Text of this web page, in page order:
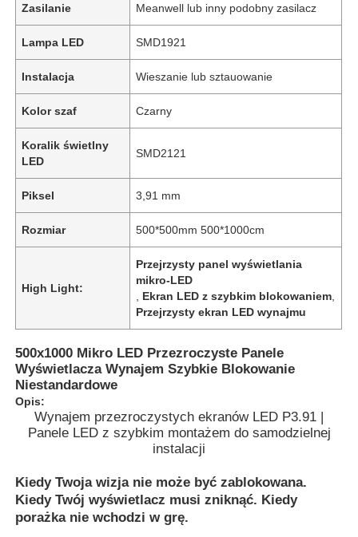
Zasilanie Meanwell lub inny podobny zasilacz
Lampa LED SMD1921
Instalacja Wieszanie lub sztauowanie
Kolor szaf Czarny
Koralik świetlny
LED
SMD2121
Piksel 3,91 mm
Rozmiar 500*500mm 500*1000cm
High Light:
Przejrzysty panel wyświetlania
mikro-LED
Ekran LED z szybkim blokowaniem
Przejrzysty ekran LED wynajmu
500x1000 Mikro LED Przezroczyste Panele
Wyświetlacza Wynajem Szybkie Blokowanie
Niestandardowe
Opis:
Wynajem przezroczystych ekranów LED P3.91 |
Panele LED z szybkim montażem do samodzielnej
instalacji
Kiedy Twoja wizja nie może być zablokowana.
Kiedy Twój wyświetlacz musi zniknąć. Kiedy
porażka nie wchodzi w grę.